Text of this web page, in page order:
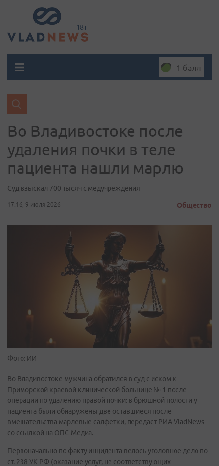
1 балл
Во Владивостоке после
удаления почки в теле
пациента нашли марлю
Суд взыскал 700 тысяч с медучреждения
17:16, 9 июля 2026 Общество
Фото: ИИ
Во Владивостоке мужчина обратился в суд с иском к
Приморской краевой клинической больнице № 1 после
операции по удалению правой почки: в брюшной полости у
пациента были обнаружены две оставшиеся после
вмешательства марлевые салфетки, передает РИА VladNews
со ссылкой на ОПС-Медиа.
Первоначально по факту инцидента велось уголовное дело по
ст. 238 УК РФ (оказание услуг, не соответствующих